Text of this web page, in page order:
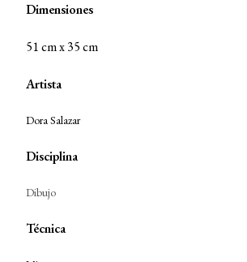
Dimensiones
51 cm x 35 cm
Artista
Dora Salazar
Disciplina
Dibujo
Técnica